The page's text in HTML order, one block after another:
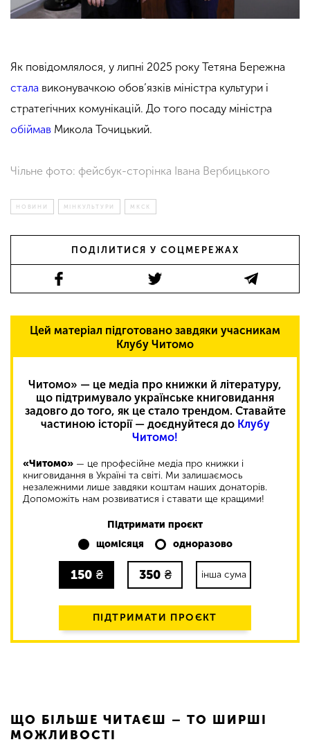
Як повідомлялося, у липні 2025 року Тетяна Бережна
стала виконувачкою обов’язків міністра культури і
стратегічних комунікацій. До того посаду міністра
обіймав Микола Точицький.
Чільне фото: фейсбук-сторінка Івана Вербицького
НОВИНИ МІНКУЛЬТУРИ МКСК
ПОДІЛИТИСЯ У СОЦМЕРЕЖАХ
Цей матеріал підготовано завдяки учасникам
Клубу Читомо
Читомо» — це медіа про книжки й літературу,
що підтримувало українське книговидання
задовго до того, як це стало трендом. Ставайте
частиною історії — доєднуйтеся до Клубу
Читомо!
«Читомо» — це професійне медіа про книжки і
книговидання в Україні та світі. Ми залишаємось
незалежними лише завдяки коштам наших донаторів.
Допоможіть нам розвиватися і ставати ще кращими!
Підтримати проєкт
щомісяця
одноразово
150 ₴ 350 ₴ інша сума
ПІДТРИМАТИ ПРОЄКТ
ЩО БІЛЬШЕ ЧИТАЄШ – ТО ШИРШІ
МОЖЛИВОСТІ